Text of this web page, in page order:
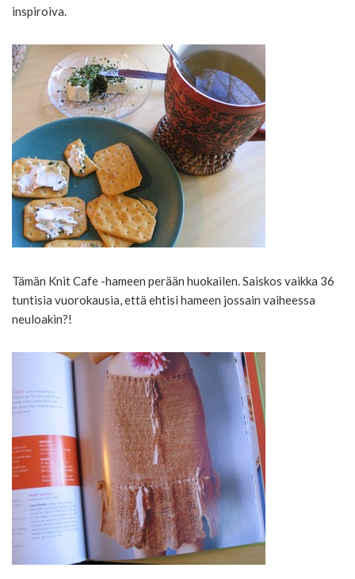
inspiroiva.
Tämän Knit Cafe -hameen perään huokailen. Saiskos vaikka 36
tuntisia vuorokausia, että ehtisi hameen jossain vaiheessa
neuloakin?!